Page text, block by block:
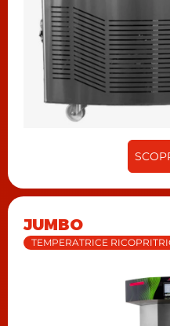
JUMBO
TEMPERATRICE